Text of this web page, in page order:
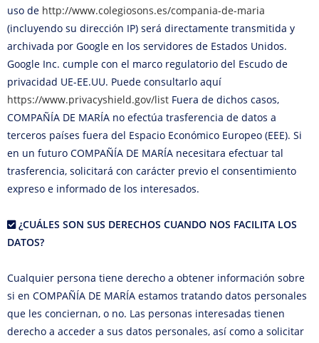
uso de http://www.colegiosons.es/compania-de-maria
(incluyendo su dirección IP) será directamente transmitida y
archivada por Google en los servidores de Estados Unidos.
Google Inc. cumple con el marco regulatorio del Escudo de
privacidad UE-EE.UU. Puede consultarlo aquí
https://www.privacyshield.gov/list Fuera de dichos casos,
COMPAÑÍA DE MARÍA no efectúa trasferencia de datos a
terceros países fuera del Espacio Económico Europeo (EEE). Si
en un futuro COMPAÑÍA DE MARÍA necesitara efectuar tal
trasferencia, solicitará con carácter previo el consentimiento
expreso e informado de los interesados.
¿CUÁLES SON SUS DERECHOS CUANDO NOS FACILITA LOS
DATOS?
Cualquier persona tiene derecho a obtener información sobre
si en COMPAÑÍA DE MARÍA estamos tratando datos personales
que les conciernan, o no. Las personas interesadas tienen
derecho a acceder a sus datos personales, así como a solicitar